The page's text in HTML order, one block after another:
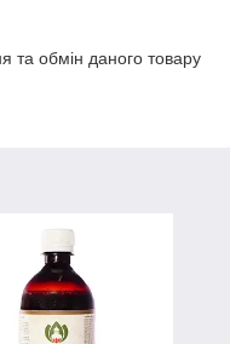
та обмін даного товару